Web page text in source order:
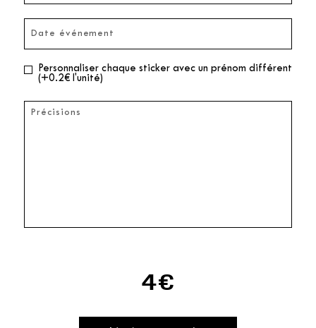
Personnaliser chaque sticker avec un prénom différent
(+0.2€ l'unité)
4€